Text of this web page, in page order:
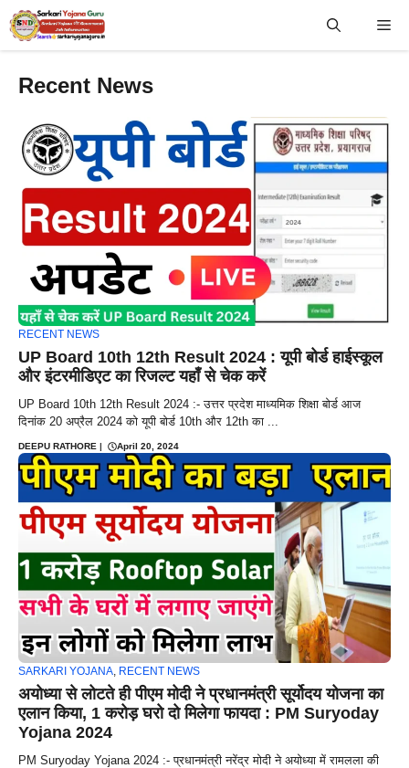
Skip
to
Recent News
RECENT NEWS
UP Board 10th 12th Result 2024 : यूपी बोर्ड हाईस्कूल
और इंटरमीडिएट का रिजल्ट यहाँ से चेक करें
UP Board 10th 12th Result 2024 :- उत्तर प्रदेश माध्यमिक शिक्षा बोर्ड आज
दिनांक 20 अप्रैल 2024 को यूपी बोर्ड 10th और 12th का ...
DEEPU RATHORE April 20, 2024
SARKARI YOJANA, RECENT NEWS
अयोध्या से लोटते ही पीएम मोदी ने प्रधानमंत्री सूर्योदय योजना का
एलान किया, 1 करोड़ घरो दो मिलेगा फायदा : PM Suryoday
Yojana 2024
PM Suryoday Yojana 2024 :- प्रधानमंत्री नरेंद्र मोदी ने अयोध्या में रामलला की